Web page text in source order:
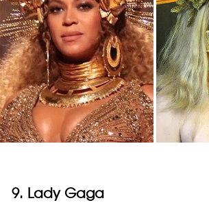
9. Lady Gaga